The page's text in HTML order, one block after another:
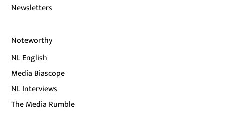
Newsletters
Noteworthy
NL English
Media Biascope
NL Interviews
The Media Rumble